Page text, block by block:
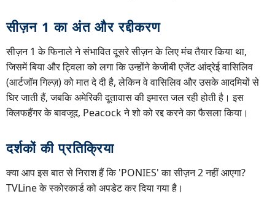
सीज़न 1 का अंत और रद्दीकरण
सीज़न 1 के फिनाले ने संभावित दूसरे सीज़न के लिए मंच तैयार किया था,
जिसमें बिया और ट्विला को लगा कि उन्होंने केजीबी एजेंट आंद्रेई वासिलिव
(आर्टजॉम गिल्ज़) को मात दे दी है, लेकिन वे वासिलिव और उसके आदमियों से
घिर जाती हैं, जबकि अमेरिकी दूतावास की इमारत जल रही होती है। इस
क्लिफहैंगर के बावजूद, Peacock ने शो को रद्द करने का फैसला किया।
दर्शकों की प्रतिक्रिया
क्या आप इस बात से निराश हैं कि 'PONIES' का सीज़न 2 नहीं आएगा?
TVLine के स्कोरकार्ड को अपडेट कर दिया गया है।